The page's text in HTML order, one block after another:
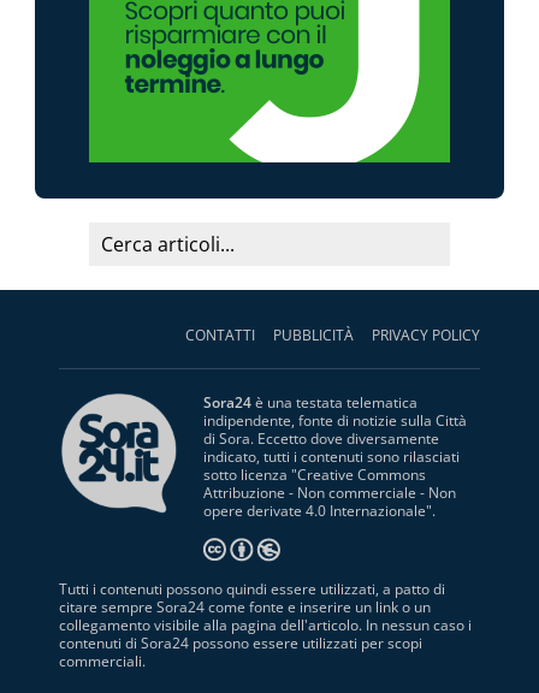
CONTATTI PUBBLICITÀ PRIVACY POLICY
Sora24è una testata telematica
indipendente, fonte di notizie sulla Città
di Sora. Eccetto dove diversamente
indicato, tutti i contenuti sono rilasciati
sotto licenza "Creative Commons
Attribuzione - Non commerciale - Non
opere derivate 4.0 Internazionale".
Tutti i contenuti possono quindi essere utilizzati, a patto di
citare sempre Sora24 come fonte e inserire un link o un
collegamento visibile alla pagina dell'articolo. In nessun caso i
contenuti di Sora24 possono essere utilizzati per scopi
commerciali.